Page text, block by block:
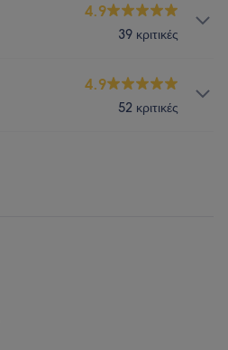
4.9
39 κριτικές
4.9
52 κριτικές